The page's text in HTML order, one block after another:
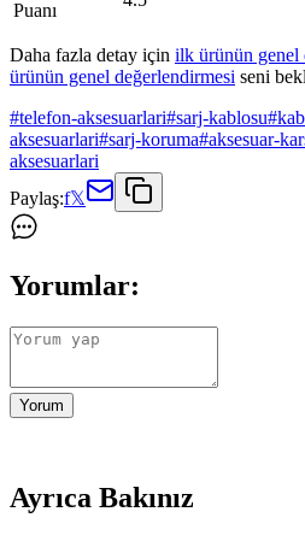
Puanı
Daha fazla detay için ilk ürünün genel
ürünün genel değerlendirmesi seni
#telefon-aksesuarlari#sarj-kablosu#
aksesuarlari#sarj-koruma#aksesuar-
aksesuarlari
Paylaş:f𝕏
Yorumlar:
Yorum
Ayrıca Bakınız